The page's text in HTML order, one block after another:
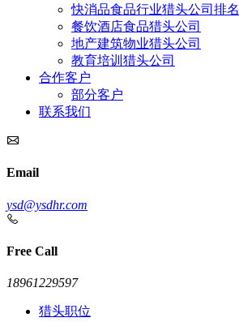
快消品食品行业猎头公司排名
餐饮酒店食品猎头公司
地产建筑物业猎头公司
教育培训猎头公司
合作客户
部分客户
联系我们
Email
ysd@ysdhr.com
Free Call
18961229597
猎头职位